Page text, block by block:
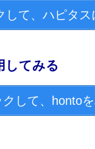
して、ハピタス
てみる
して、honto